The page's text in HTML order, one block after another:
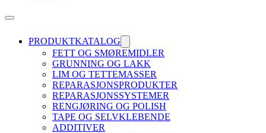
PRODUKTKATALOG
FETT OG SMØREMIDLER
GRUNNING OG LAKK
LIM OG TETTEMASSER
REPARASJONSPRODUKTER
REPARASJONSSYSTEMER
RENGJØRING OG POLISH
TAPE OG SELVKLEBENDE
ADDITIVER